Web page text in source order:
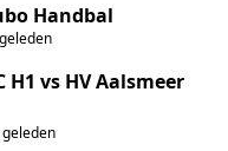
Handbal
H1 vs HV Aalsmeer